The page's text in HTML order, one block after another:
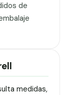
de
medidas,